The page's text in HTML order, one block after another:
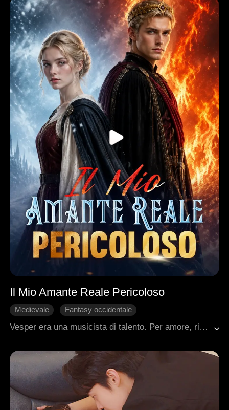
Il Mio Amante Reale Pericoloso
Medievale
Fantasy occidentale
Cuore Spezzato
Vesper era una musicista di talento. Per amore, rinunciò alla sua carriera e sposò Julian, il figlio del duca. Lui la tradì. La umiliò. Era pronto a divorziare da lei. Una notte, ubriaca, si perse tra le braccia di uno sconosciuto. Quello sconosciuto era Damon, il cugino potente e pericoloso di Julian. Lui la desiderava. Lei voleva vendetta. Le loro vite si intrecciarono. E una tempesta si abbatté sul regno. Perché quando una donna che ha perso tutto decide di riprendersi qualcosa, nessuno è al sicuro.